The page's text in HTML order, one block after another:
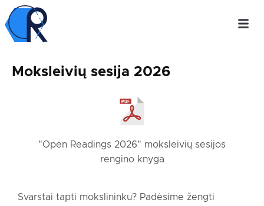
Moksleivių sesija 2026
"Open Readings 2026" moksleivių sesijos
rengino knyga
Svarstai tapti mokslininku? Padėsime žengti